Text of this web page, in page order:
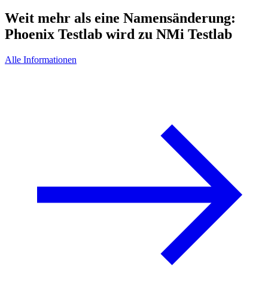
Weit mehr als eine Namensänderung:
Phoenix Testlab wird zu NMi Testlab
Alle Informationen